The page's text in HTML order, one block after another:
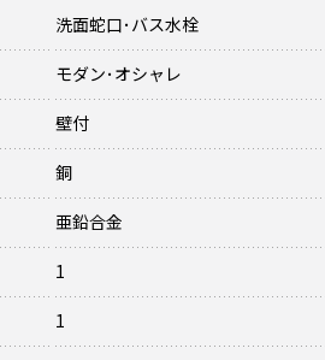
洗面蛇口･バス水栓
モダン･オシャレ
壁付
銅
亜鉛合金
1
1